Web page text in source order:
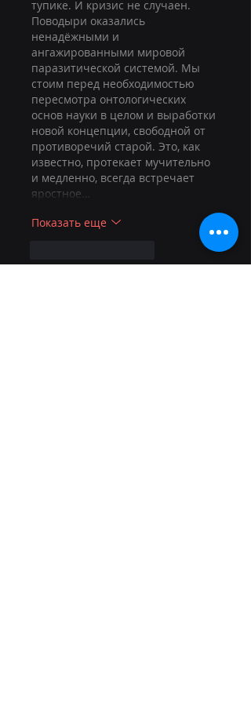
тупике. И кризис не случаен.
Поводыри оказались
ненадёжными и
ангажированными мировой
паразитической системой. Мы
стоим перед необходимостью
пересмотра онтологических
основ науки в целом и выработки
новой концепции, свободной от
противоречий старой. Это, как
известно, протекает мучительно
и медленно, всегда встречает
яростное…
Показать еще